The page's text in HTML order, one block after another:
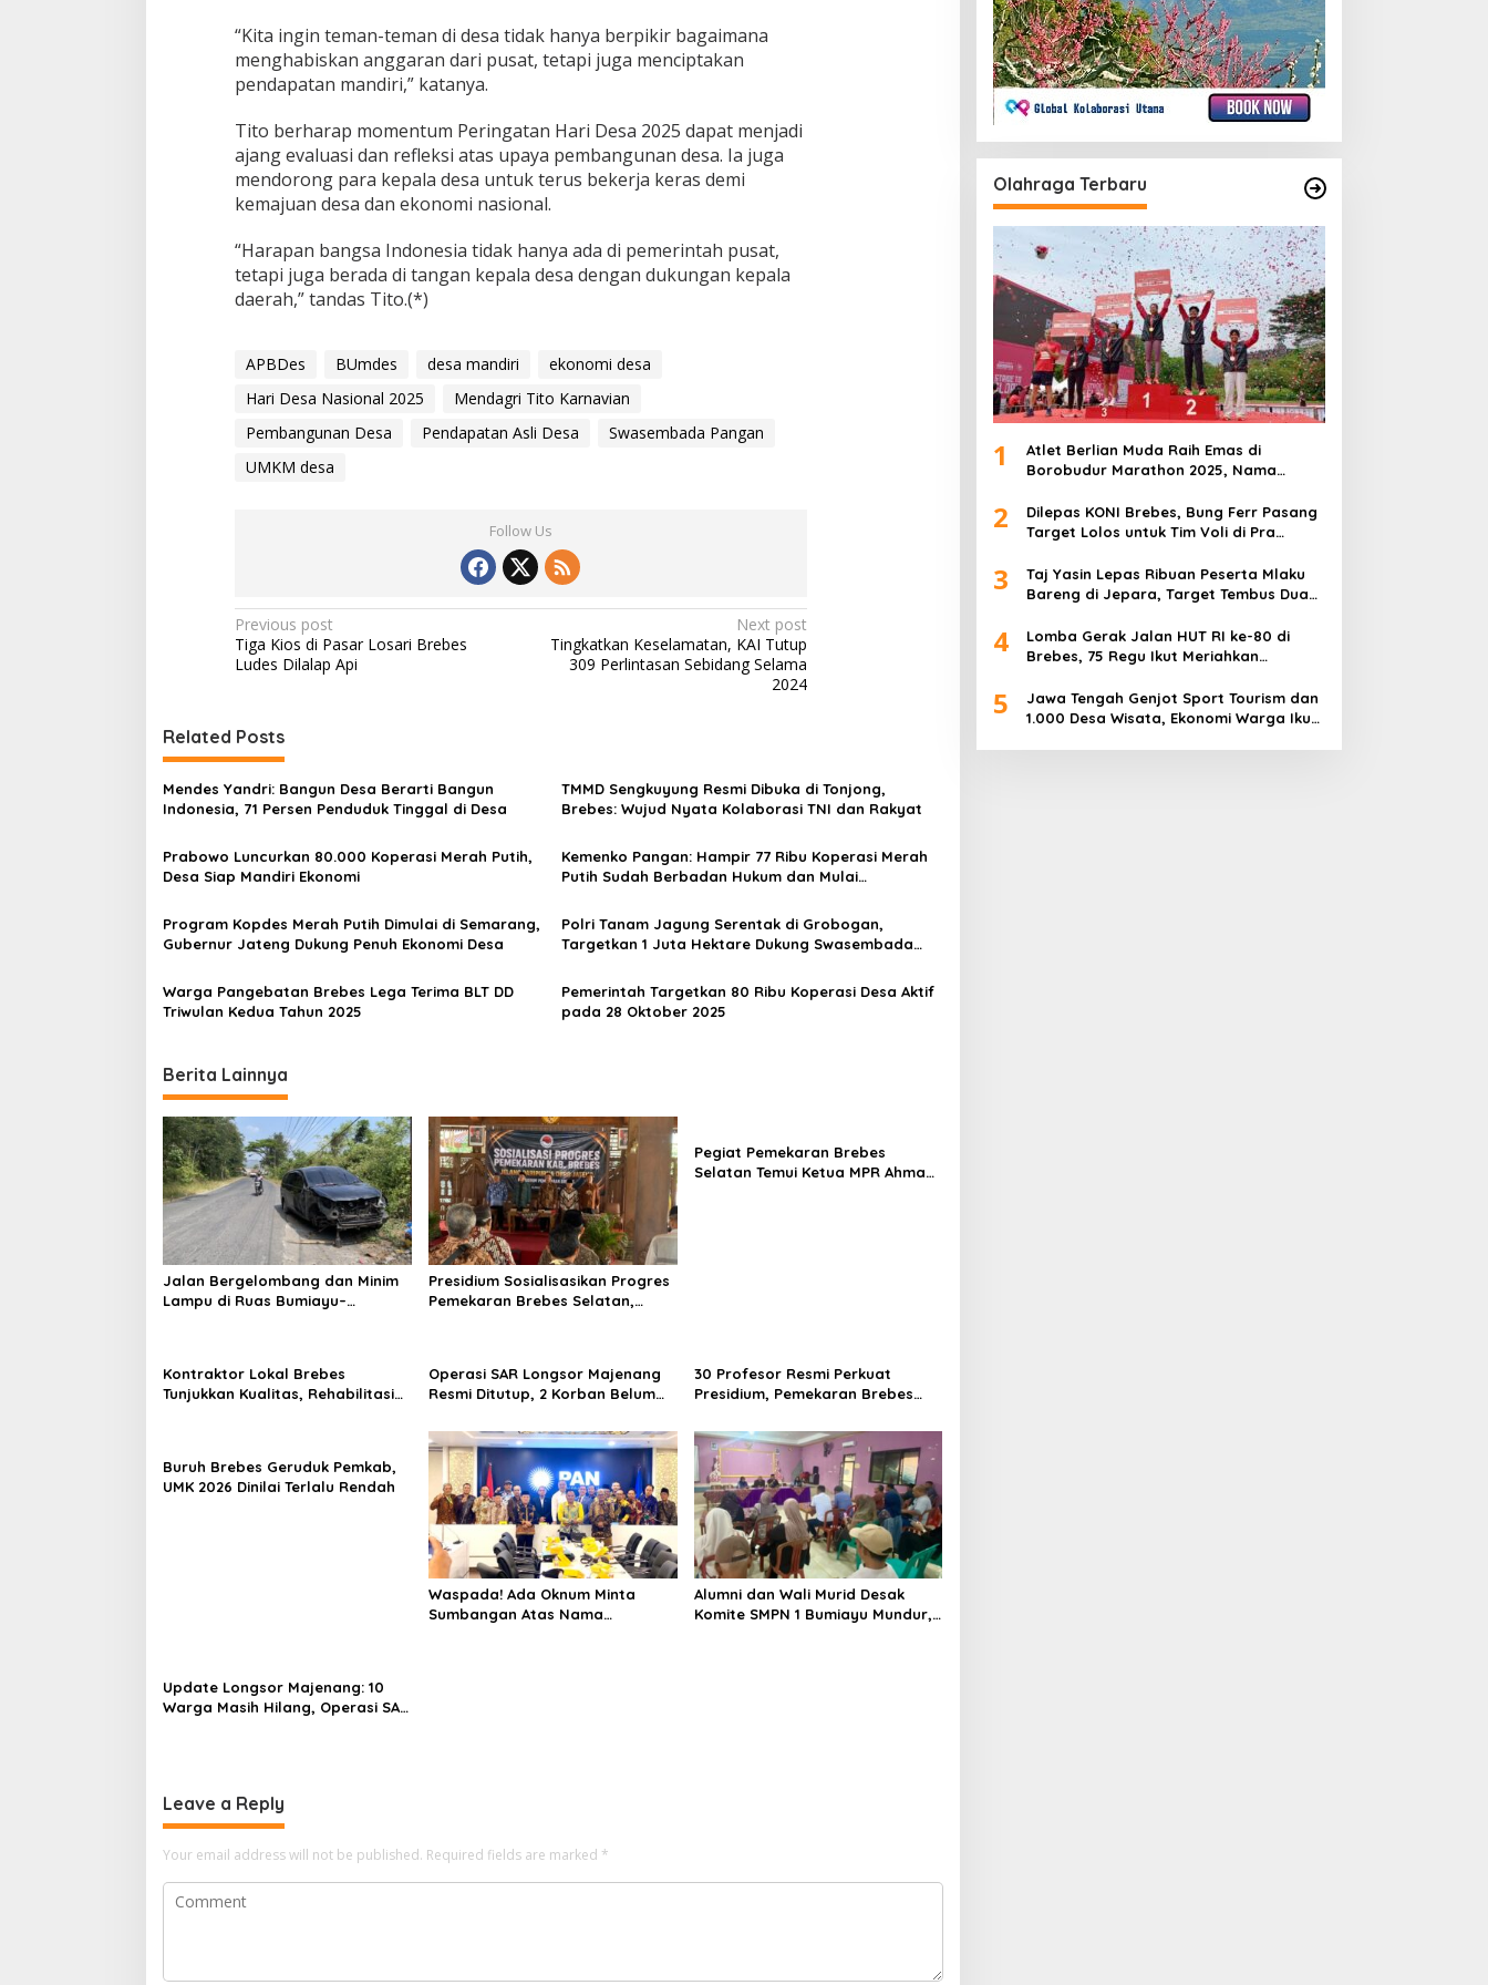
“Kita ingin teman-teman di desa tidak hanya berpikir bagaimana
menghabiskan anggaran dari pusat, tetapi juga menciptakan
pendapatan mandiri,” katanya.
Tito berharap momentum Peringatan Hari Desa 2025 dapat menjadi
ajang evaluasi dan refleksi atas upaya pembangunan desa. Ia juga
mendorong para kepala desa untuk terus bekerja keras demi
kemajuan desa dan ekonomi nasional.
“Harapan bangsa Indonesia tidak hanya ada di pemerintah pusat,
tetapi juga berada di tangan kepala desa dengan dukungan kepala
daerah,” tandas Tito.(*)
APBDes BUmdes desa mandiri
ekonomi desa
Hari Desa Nasional 2025
Mendagri Tito Karnavian
Pembangunan Desa
Pendapatan Asli Desa
Swasembada Pangan
UMKM desa
Follow Us
P
o
t
n
a
v
i
g
t
o
Previous post
Tiga Kios di Pasar Losari Brebes
Ludes Dilalap Api
Next post
Tingkatkan Keselamatan, KAI Tutup
309 Perlintasan Sebidang Selama
2024
Related Posts
Mendes Yandri: Bangun Desa Berarti Bangun
Indonesia, 71 Persen Penduduk Tinggal di Desa
TMMD Sengkuyung Resmi Dibuka di Tonjong,
Brebes: Wujud Nyata Kolaborasi TNI dan Rakyat
Prabowo Luncurkan 80.000 Koperasi Merah Putih,
Desa Siap Mandiri Ekonomi
Kemenko Pangan: Hampir 77 Ribu Koperasi Merah
Putih Sudah Berbadan Hukum dan Mulai
Program Kopdes Merah Putih Dimulai di Semarang,
Gubernur Jateng Dukung Penuh Ekonomi Desa
Polri Tanam Jagung Serentak di Grobogan,
Targetkan 1 Juta Hektare Dukung Swasembada
Warga Pangebatan Brebes Lega Terima BLT DD
Triwulan Kedua Tahun 2025
Pemerintah Targetkan 80 Ribu Koperasi Desa Aktif
pada 28 Oktober 2025
Berita Lainnya
Jalan Bergelombang dan Minim
Lampu di Ruas Bumiayu–
Presidium Sosialisasikan Progres
Pemekaran Brebes Selatan,
Pegiat Pemekaran Brebes
Selatan Temui Ketua MPR Ahmad
Kontraktor Lokal Brebes
Tunjukkan Kualitas, Rehabilitasi
Operasi SAR Longsor Majenang
Resmi Ditutup, 2 Korban Belum
30 Profesor Resmi Perkuat
Presidium, Pemekaran Brebes
Buruh Brebes Geruduk Pemkab,
UMK 2026 Dinilai Terlalu Rendah
Waspada! Ada Oknum Minta
Sumbangan Atas Nama
Alumni dan Wali Murid Desak
Komite SMPN 1 Bumiayu Mundur,
Update Longsor Majenang: 10
Warga Masih Hilang, Operasi SAR
Leave a Reply
Your email address will not be published. Required fields are marked *
Olahraga Terbaru
1
Atlet Berlian Muda Raih Emas di
Borobudur Marathon 2025, Nama
2
Dilepas KONI Brebes, Bung Ferr Pasang
Target Lolos untuk Tim Voli di Pra
3
Taj Yasin Lepas Ribuan Peserta Mlaku
Bareng di Jepara, Target Tembus Dua
4
Lomba Gerak Jalan HUT RI ke-80 di
Brebes, 75 Regu Ikut Meriahkan
5
Jawa Tengah Genjot Sport Tourism dan
1.000 Desa Wisata, Ekonomi Warga Ikut